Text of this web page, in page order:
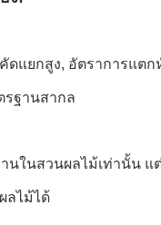
ดแยกสูง, อัตราการแ
ฐานสากล
นในสวนผลไม้เท่านั้น
ลไม้ได้